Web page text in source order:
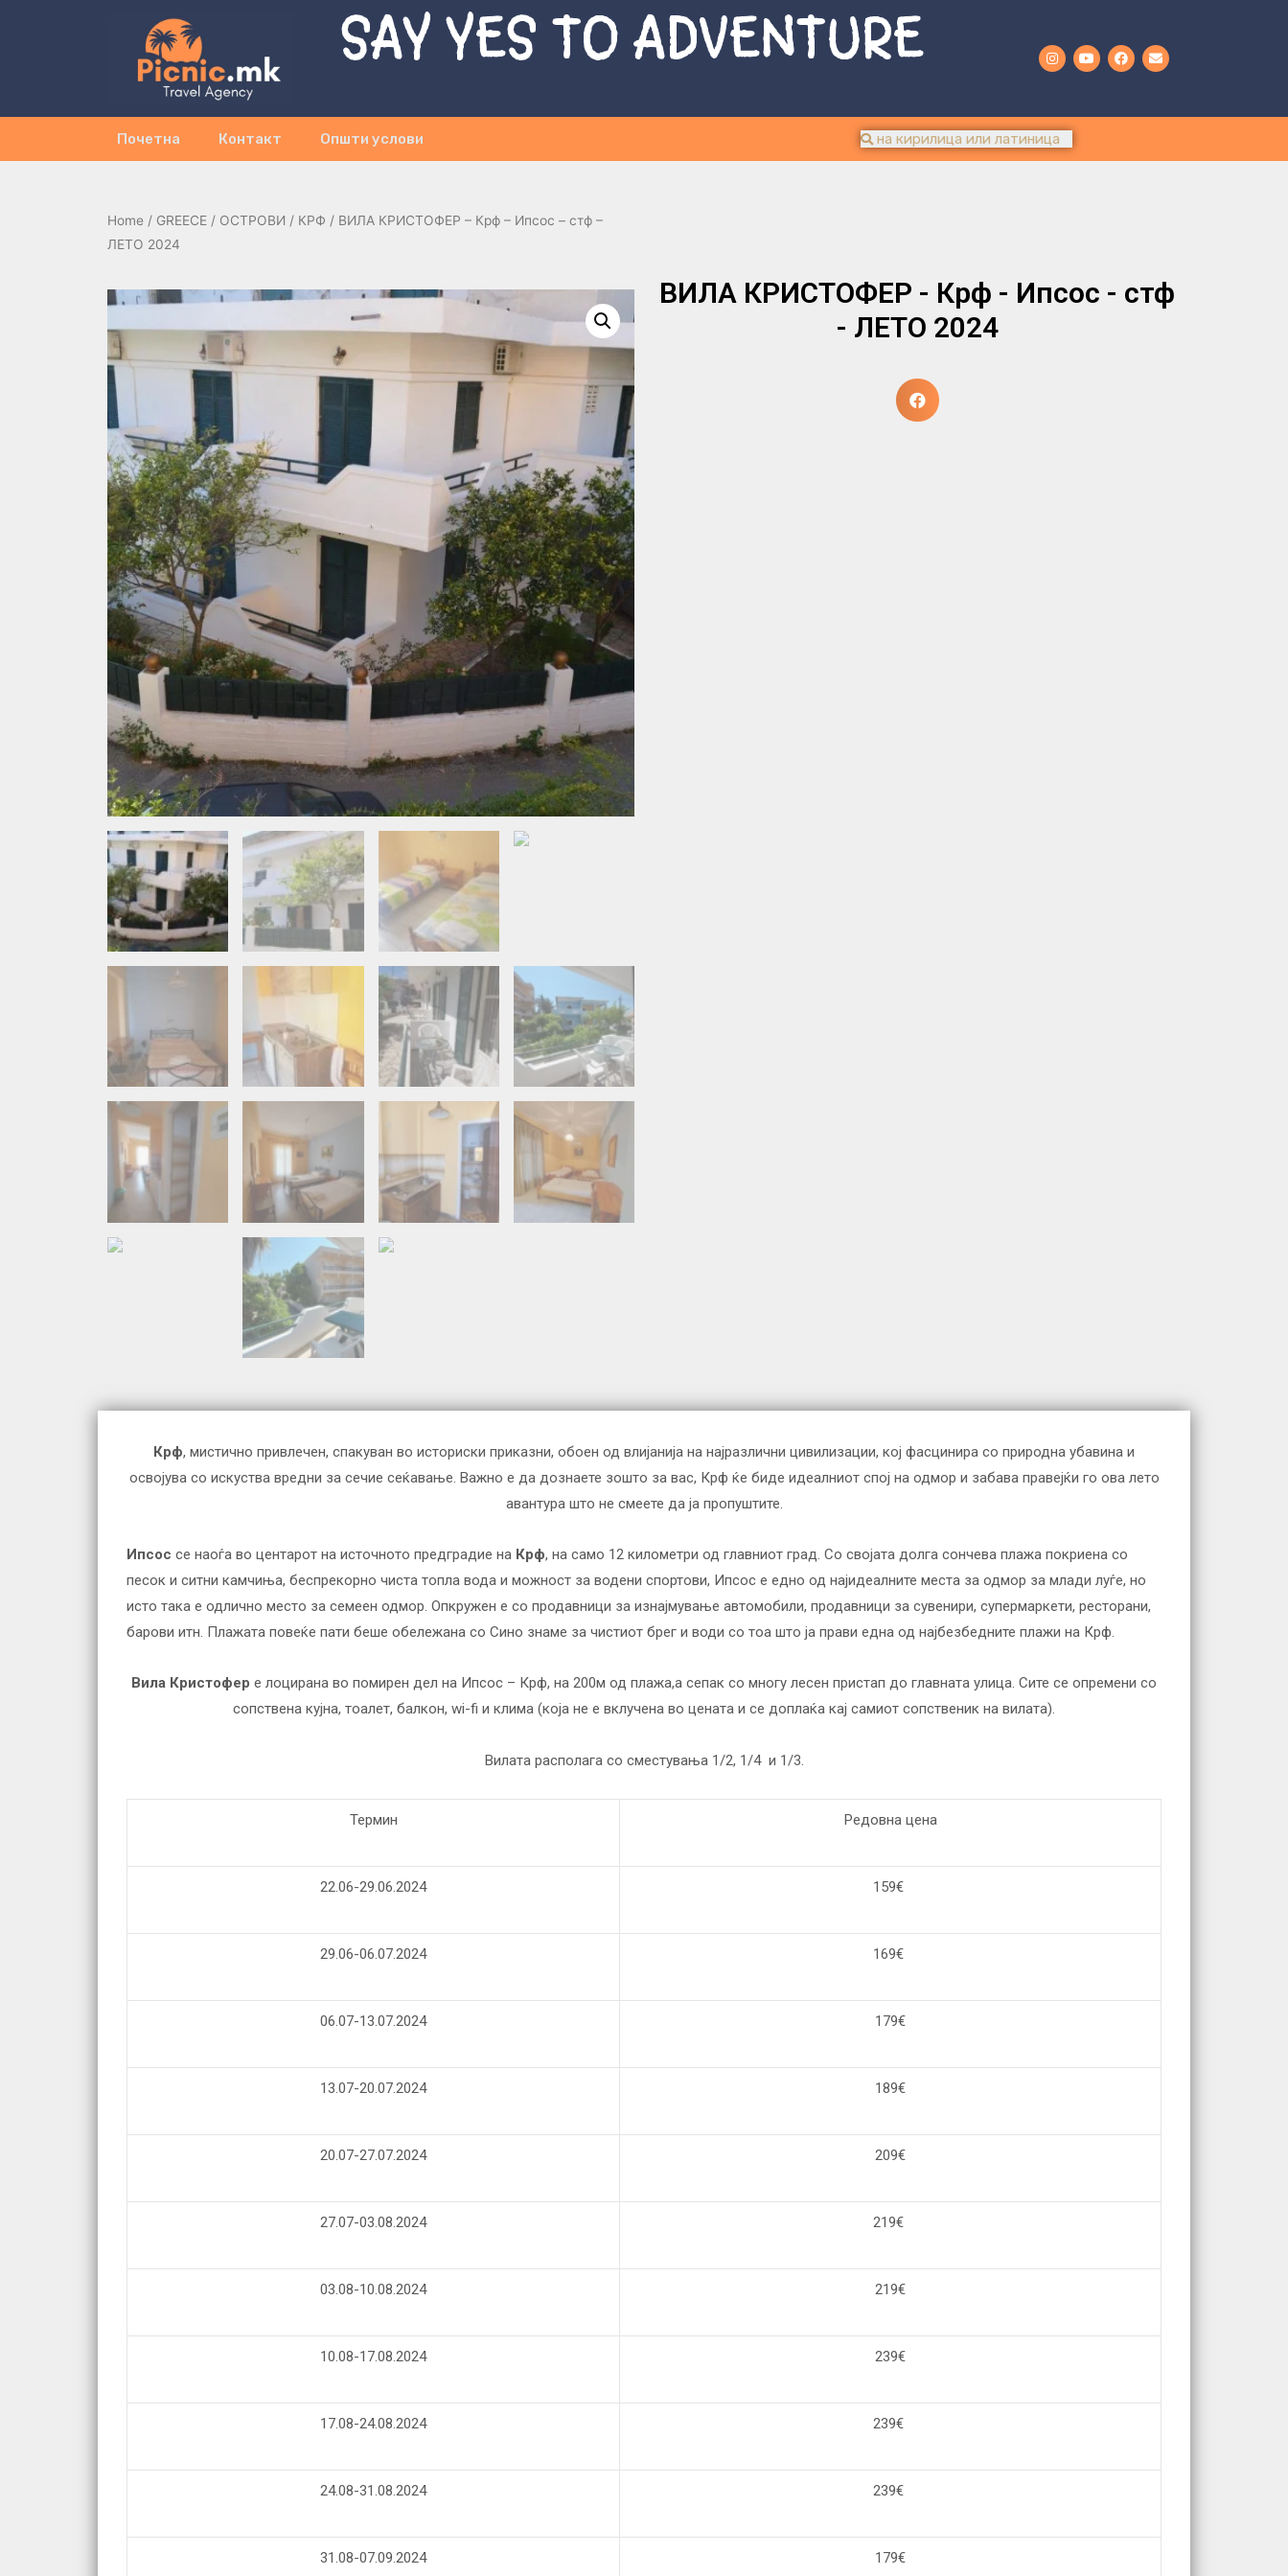
SAY YES TO ADVENTURE
Почетна Контакт Општи услови
Home / GREECE / ОСТРОВИ / КРФ / ВИЛА КРИСТОФЕР – Крф – Ипсос – стф –
ЛЕТО 2024
ВИЛА КРИСТОФЕР - Крф - Ипсос - стф
- ЛЕТО 2024
Крф, мистично привлечен, спакуван во историски приказни, обоен од влијанија на најразлични цивилизации, кој фасцинира со природна убавина и
освојува со искуства вредни за сечие сеќавање. Важно е да дознаете зошто за вас, Крф ќе биде идеалниот спој на одмор и забава правејќи го ова лето
авантура што не смеете да ја пропуштите.
Ипсос се наоѓа во центарот на источното предградие на Крф, на само 12 километри од главниот град. Со својата долга сончева плажа покриена со
песок и ситни камчиња, беспрекорно чиста топла вода и можност за водени спортови, Ипсос е едно од најидеалните места за одмор за млади луѓе, но
исто така е одлично место за семеен одмор. Опкружен е со продавници за изнајмување автомобили, продавници за сувенири, супермаркети, ресторани,
барови итн. Плажата повеќе пати беше обележана со Сино знаме за чистиот брег и води со тоа што ја прави една од најбезбедните плажи на Крф.
Вила Кристофер e лоцирана во помирен дел на Ипсос – Крф, на 200м од плажа,а сепак со многу лесен пристап до главната улица. Сите се опремени со
сопствена кујна, тоалет, балкон, wi-fi и клима (која не е вклучена во цената и се доплаќа кај самиот сопственик на вилата).
Вилата располага со сместувања 1/2, 1/4 и 1/3.
Термин Редовна цена
22.06-29.06.2024 159€
29.06-06.07.2024 169€
06.07-13.07.2024 179€
13.07-20.07.2024 189€
20.07-27.07.2024 209€
27.07-03.08.2024 219€
03.08-10.08.2024 219€
10.08-17.08.2024 239€
17.08-24.08.2024 239€
24.08-31.08.2024 239€
31.08-07.09.2024 179€